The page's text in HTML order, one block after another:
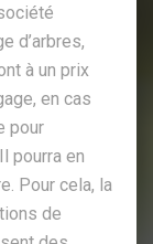
d’arbres,
à un prix
en cas
pour
pourra en
Pour cela, la
de